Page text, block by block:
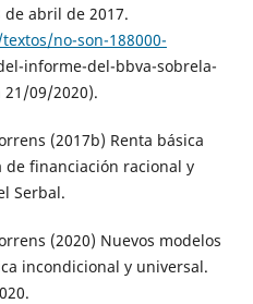
de abril de 2017.
no-son-188000-
informe-del-bbva-sobrela-
09/2020).
(2017b) Renta básica
financiación racional y
Serbal.
(2020) Nuevos modelos
incondicional y universal.